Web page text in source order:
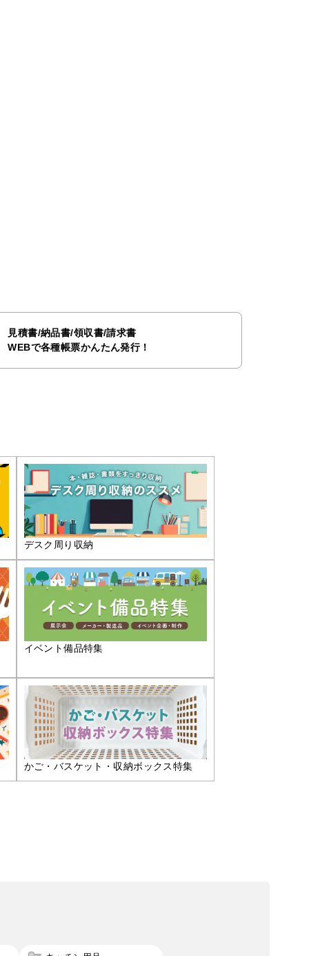
見積書/納品書/領収書/請求書
WEBで各種帳票かんたん発行！
デスク周り収納
イベント備品特集
かご・バスケット・収納ボックス特集